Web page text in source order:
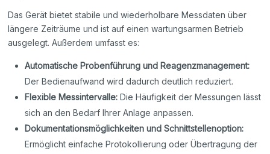
Das Gerät bietet stabile und wiederholbare Messdaten über
längere Zeiträume und ist auf einen wartungsarmen Betrieb
ausgelegt. Außerdem umfasst es:
Automatische Probenführung und Reagenzmanagement:
Der Bedienaufwand wird dadurch deutlich reduziert.
Flexible Messintervalle: Die Häufigkeit der Messungen lässt
sich an den Bedarf Ihrer Anlage anpassen.
Dokumentationsmöglichkeiten und Schnittstellenoption:
Ermöglicht einfache Protokollierung oder Übertragung der